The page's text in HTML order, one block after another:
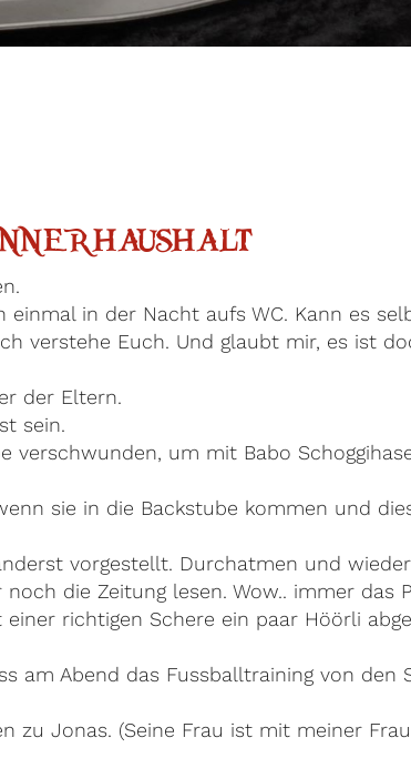
in der Nacht aufs WC. Kann es
verstehe Euch. Und glaubt mir, es ist
der Eltern.
sein.
um mit Babo
sie in die Backstube kommen und
vorgestellt. Durchatmen und
die Zeitung lesen. Wow.. immer das
richtigen Schere ein paar Höörli
am Abend das Fussballtraining von
zu Jonas. (Seine Frau ist mit meiner